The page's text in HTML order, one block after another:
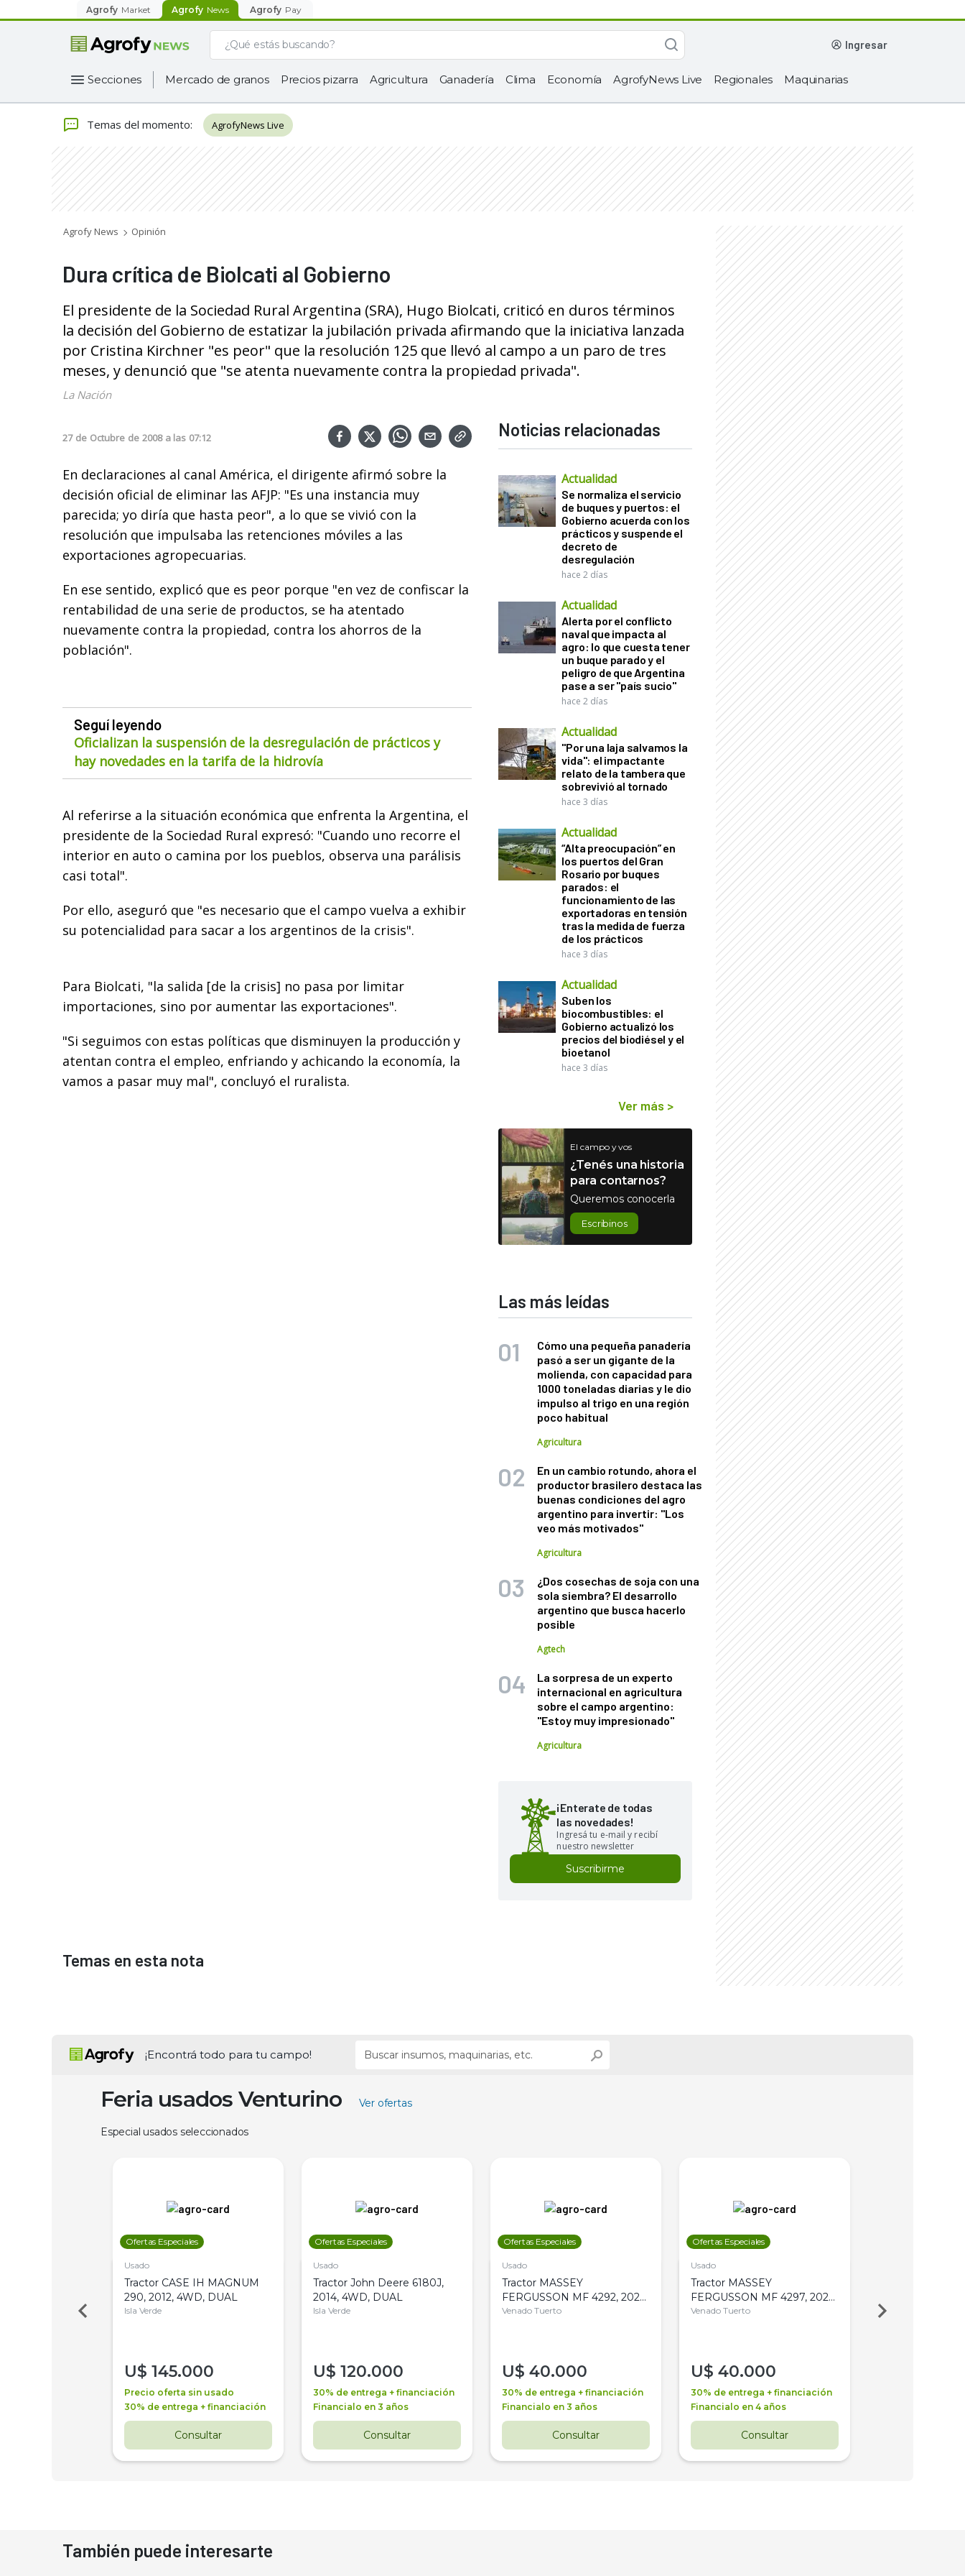
Agrofy Market Agrofy News Agrofy Pay
ingresar
Secciones Mercado de granos Precios pizarra Agricultura Ganadería Clima Economía AgrofyNews Live Regionales Maquinarias
Temas del momento: AgrofyNews Live
Agrofy News Opinión
Dura crítica de Biolcati al Gobierno
El presidente de la Sociedad Rural Argentina (SRA), Hugo Biolcati, criticó en duros términos
la decisión del Gobierno de estatizar la jubilación privada afirmando que la iniciativa lanzada
por Cristina Kirchner "es peor" que la resolución 125 que llevó al campo a un paro de tres
meses, y denunció que "se atenta nuevamente contra la propiedad privada".
La Nación
27 de Octubre de 2008 a las 07:12
En declaraciones al canal América, el dirigente afirmó sobre la
decisión oficial de eliminar las AFJP: "Es una instancia muy
parecida; yo diría que hasta peor", a lo que se vivió con la
resolución que impulsaba las retenciones móviles a las
exportaciones agropecuarias.
En ese sentido, explicó que es peor porque "en vez de confiscar la
rentabilidad de una serie de productos, se ha atentado
nuevamente contra la propiedad, contra los ahorros de la
población".
Seguí leyendo
Oficializan la suspensión de la desregulación de prácticos y
hay novedades en la tarifa de la hidrovía
Al referirse a la situación económica que enfrenta la Argentina, el
presidente de la Sociedad Rural expresó: "Cuando uno recorre el
interior en auto o camina por los pueblos, observa una parálisis
casi total".
Por ello, aseguró que "es necesario que el campo vuelva a exhibir
su potencialidad para sacar a los argentinos de la crisis".
Para Biolcati, "la salida [de la crisis] no pasa por limitar
importaciones, sino por aumentar las exportaciones".
"Si seguimos con estas políticas que disminuyen la producción y
atentan contra el empleo, enfriando y achicando la economía, la
vamos a pasar muy mal", concluyó el ruralista.
Noticias relacionadas
Actualidad
Se normaliza el servicio
de buques y puertos: el
Gobierno acuerda con los
prácticos y suspende el
decreto de
desregulación
hace 2 días
Actualidad
Alerta por el conflicto
naval que impacta al
agro: lo que cuesta tener
un buque parado y el
peligro de que Argentina
pase a ser "país sucio"
hace 2 días
Actualidad
"Por una laja salvamos la
vida": el impactante
relato de la tambera que
sobrevivió al tornado
hace 3 días
Actualidad
“Alta preocupación” en
los puertos del Gran
Rosario por buques
parados: el
funcionamiento de las
exportadoras en tensión
tras la medida de fuerza
de los prácticos
hace 3 días
Actualidad
Suben los
biocombustibles: el
Gobierno actualizó los
precios del biodiésel y el
bioetanol
hace 3 días
Ver más >
El campo y vos
¿Tenés una historia
para contarnos?
Queremos conocerla
Escribinos
Las más leídas
Cómo una pequeña panadería
pasó a ser un gigante de la
molienda, con capacidad para
1000 toneladas diarias y le dio
impulso al trigo en una región
poco habitual
Agricultura
En un cambio rotundo, ahora el
productor brasilero destaca las
buenas condiciones del agro
argentino para invertir: "Los
veo más motivados"
Agricultura
¿Dos cosechas de soja con una
sola siembra? El desarrollo
argentino que busca hacerlo
posible
Agtech
La sorpresa de un experto
internacional en agricultura
sobre el campo argentino:
"Estoy muy impresionado"
Agricultura
¡Enterate de todas
las novedades!
Ingresá tu e-mail y recibí
nuestro newsletter
Suscribirme
Temas en esta nota
¡Encontrá todo para tu campo!
Feria usados Venturino Ver ofertas
Especial usados seleccionados
Ofertas Especiales
Usado
Tractor CASE IH MAGNUM
290, 2012, 4WD, DUAL
Isla Verde
U$ 145.000
Precio oferta sin usado
30% de entrega + financiación
Consultar
Ofertas Especiales
Usado
Tractor John Deere 6180J,
2014, 4WD, DUAL
Isla Verde
U$ 120.000
30% de entrega + financiación
Financialo en 3 años
Consultar
Ofertas Especiales
Usado
Tractor MASSEY
FERGUSSON MF 4292, 2020,
4WD, PATON
Venado Tuerto
U$ 40.000
30% de entrega + financiación
Financialo en 3 años
Consultar
Ofertas Especiales
Usado
Tractor MASSEY
FERGUSSON MF 4297, 2020,
4WD, PATON
Venado Tuerto
U$ 40.000
30% de entrega + financiación
Financialo en 4 años
Consultar
Venado Tuerto
También puede interesarte